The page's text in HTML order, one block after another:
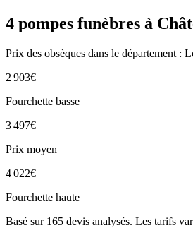
4 pompes funèbres à
Prix des obsèques dans le département :
2 903€
Fourchette basse
3 497€
Prix moyen
4 022€
Fourchette haute
Basé sur 165 devis analysés. Les tarifs